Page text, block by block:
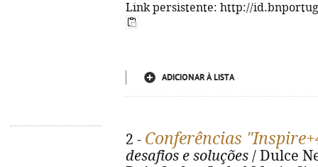
Link persistente: http://
ADICIONAR À LISTA
2 - Conferências
desafios e soluções / Dulce